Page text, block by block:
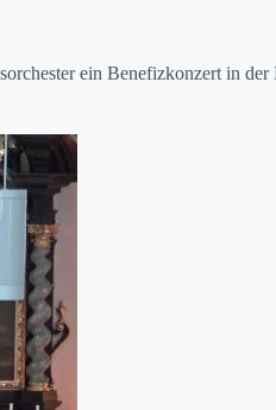
ein Bene­fizkonz­ert in